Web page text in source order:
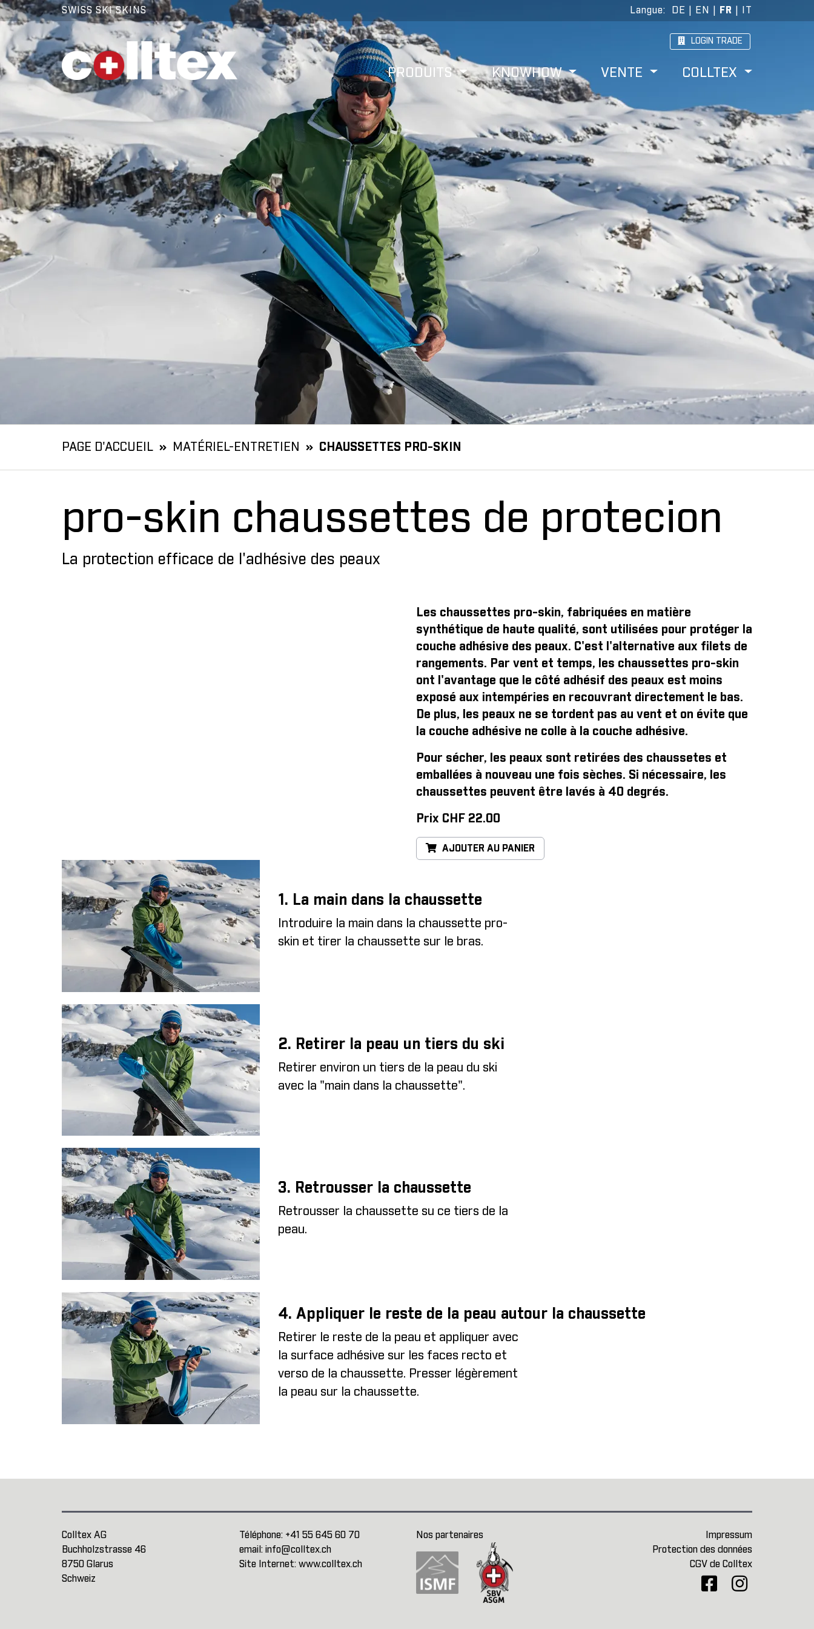
SWISS SKI SKINS Langue: DE EN FR IT
LOGIN TRADE
PRODUITS KNOWHOW VENTE COLLTEX
PAGE D'ACCUEIL MATÉRIEL-ENTRETIEN CHAUSSETTES PRO-SKIN
pro-skin chaussettes de protecion
La protection efficace de l'adhésive des peaux
Les chaussettes pro-skin, fabriquées en matière
synthétique de haute qualité, sont utilisées pour protéger la
couche adhésive des peaux. C'est l'alternative aux filets de
rangements. Par vent et temps, les chaussettes pro-skin
ont l'avantage que le côté adhésif des peaux est moins
exposé aux intempéries en recouvrant directement le bas.
De plus, les peaux ne se tordent pas au vent et on évite que
la couche adhésive ne colle à la couche adhésive.
Pour sécher, les peaux sont retirées des chaussetes et
emballées à nouveau une fois sèches. Si nécessaire, les
chaussettes peuvent être lavés à 40 degrés.
Prix CHF 22.00
AJOUTER AU PANIER
1. La main dans la chaussette
Introduire la main dans la chaussette pro-
skin et tirer la chaussette sur le bras.
2. Retirer la peau un tiers du ski
Retirer environ un tiers de la peau du ski
avec la "main dans la chaussette".
3. Retrousser la chaussette
Retrousser la chaussette su ce tiers de la
peau.
4. Appliquer le reste de la peau autour la chaussette
Retirer le reste de la peau et appliquer avec
la surface adhésive sur les faces recto et
verso de la chaussette. Presser légèrement
la peau sur la chaussette.
Colltex AG
Buchholzstrasse 46
8750 Glarus
Schweiz
Téléphone: +41 55 645 60 70
email: info@colltex.ch
Site Internet: www.colltex.ch
Nos partenaires
Impressum
Protection des données
CGV de Colltex